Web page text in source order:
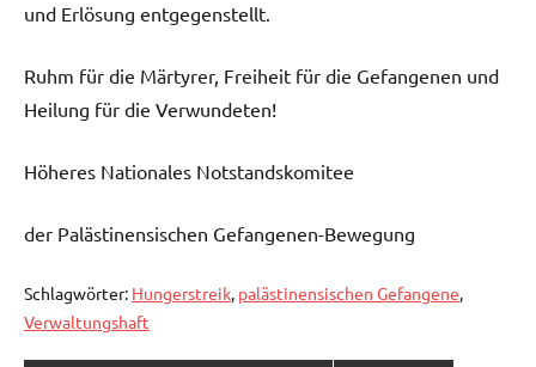
und Erlösung entgegenstellt.
Ruhm für die Märtyrer, Freiheit für die Gefangenen und
Heilung für die Verwundeten!
Höheres Nationales Notstandskomitee
der Palästinensischen Gefangenen-Bewegung
Schlagwörter: Hungerstreik, palästinensischen Gefangene,
Verwaltungshaft